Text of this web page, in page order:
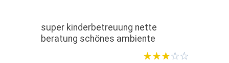
super kinderbetreuung nette
beratung schönes ambiente